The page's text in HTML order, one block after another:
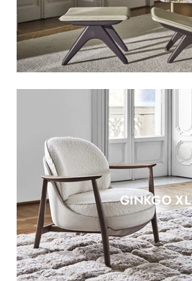
GINKGO XL